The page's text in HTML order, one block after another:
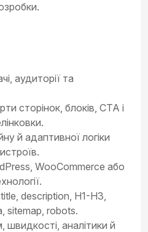
аудиторії та
сторінок, блоків, CTA і
й адаптивної логіки
WooCommerce або
description, H1-H3,
sitemap, robots.
швидкості, аналітики й